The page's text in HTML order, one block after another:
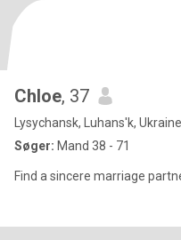
Chloe, 37
Lysychansk, Luhans'k, Ukraine
Søger: Mand 38 - 71
Find a sincere marriage